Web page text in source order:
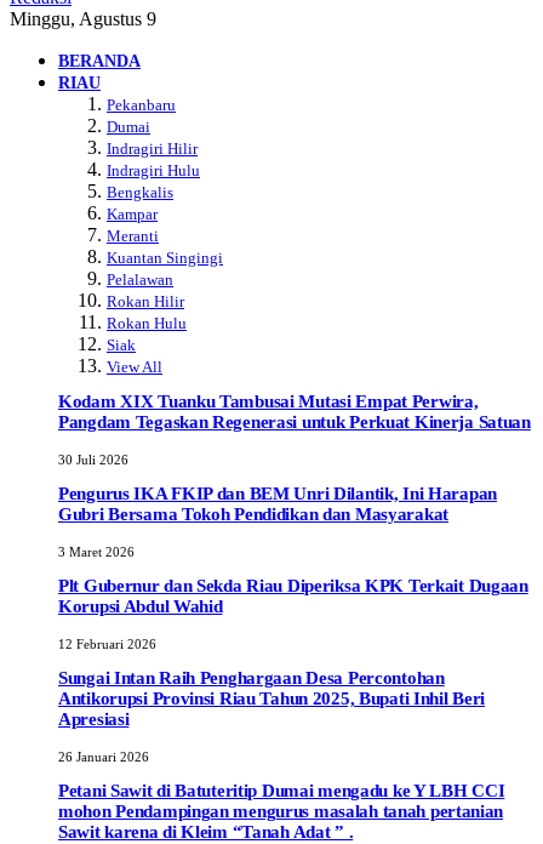
Minggu, Agustus 9
BERANDA
RIAU
Pekanbaru
Dumai
Indragiri Hilir
Indragiri Hulu
Bengkalis
Kampar
Meranti
Kuantan Singingi
Pelalawan
Rokan Hilir
Rokan Hulu
Siak
View All
Kodam XIX Tuanku Tambusai Mutasi Empat Perwira,
Pangdam Tegaskan Regenerasi untuk Perkuat Kinerja Satuan
30 Juli 2026
Pengurus IKA FKIP dan BEM Unri Dilantik, Ini Harapan
Gubri Bersama Tokoh Pendidikan dan Masyarakat
3 Maret 2026
Plt Gubernur dan Sekda Riau Diperiksa KPK Terkait Dugaan
Korupsi Abdul Wahid
12 Februari 2026
Sungai Intan Raih Penghargaan Desa Percontohan
Antikorupsi Provinsi Riau Tahun 2025, Bupati Inhil Beri
Apresiasi
26 Januari 2026
Petani Sawit di Batuteritip Dumai mengadu ke Y LBH CCI
mohon Pendampingan mengurus masalah tanah pertanian
Sawit karena di Kleim “Tanah Adat ” .